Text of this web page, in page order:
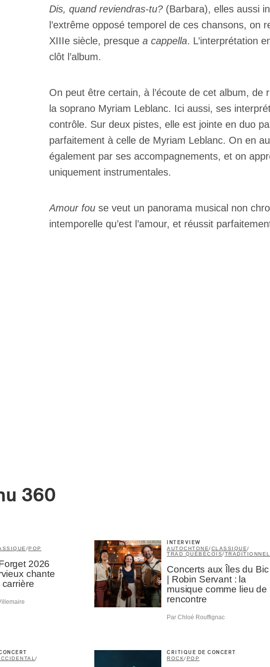
Dis, quand reviendras-tu? (Barbara), elles aussi
l’extrême opposé temporel de ces chansons, on
XIIIe siècle, presque a cappella. L’interprétation
clôt l’album.
On peut être certain, à l’écoute de cet album,
la soprano Myriam Leblanc. Ici aussi, ses
contrôle. Sur deux pistes, elle est jointe en duo
parfaitement à celle de Myriam Leblanc. On en
également par ses accompagnements, et on
uniquement instrumentales.
Amour fou se veut un panorama musical non
intemporelle qu’est l’amour, et réussit
360
/POP
2026
chante
INTERVIEW
AUTOCHTONE/CLASSIQUE/
TRAD QUÉBÉCOIS/TRADITIONNEL
Concerts aux Îles du Bic
| Robin Servant : la
musique comme lieu de
rencontre
Par Chloé Rouffignac
/
CRITIQUE DE CONCERT
ROCK/ POP
Prénom
Professionnel industrie musicale
Amateur-e /Fan
Contributeur-trice
Fournisseur